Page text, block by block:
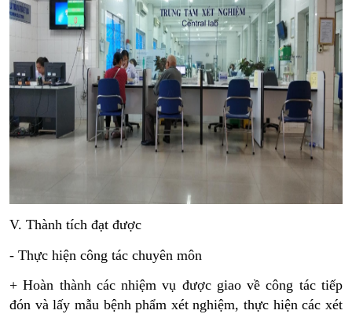
V. Thành tích đạt được
- Thực hiện công tác chuyên môn
+ Hoàn thành các nhiệm vụ được giao về công tác tiếp
đón và lấy mẫu bệnh phẩm xét nghiệm, thực hiện các xét